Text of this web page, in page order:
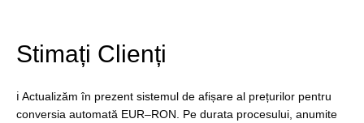
Stimați Clienți
ℹ️ Actualizăm în prezent sistemul de afișare al prețurilor pentru
conversia automată EUR–RON. Pe durata procesului, anumite